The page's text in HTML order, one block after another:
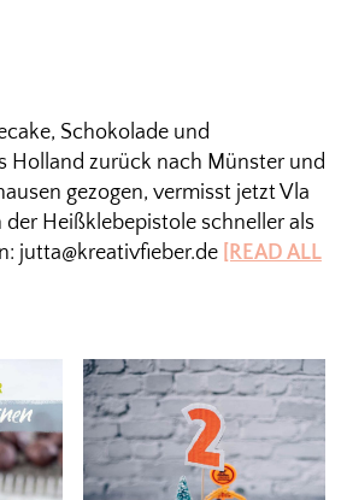
Schokolade und
Holland zurück nach Münster und
gezogen, vermisst jetzt Vla
der Heißklebepistole schneller als
jutta@kreativfieber.de [READ ALL